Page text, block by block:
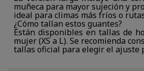
muñeca para mayor sujeción y
ideal para climas más fríos o
¿Cómo tallan estos guantes?
Están disponibles en tallas de
mujer (XS a L). Se recomienda
tallas oficial para elegir el ajuste